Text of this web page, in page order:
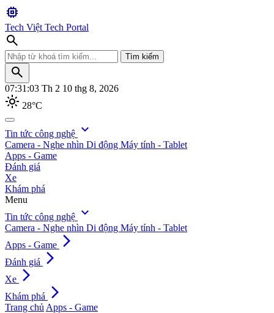
memory
Tech Việt Tech Portal
search
Tìm kiếm
search
07:31:04 Th 2 10 thg 8, 2026
light_mode 28°C
search
Tìm kiếm
Tin tức công nghệ expand_more
Camera - Nghe nhìn Di động Máy tính - Tablet
Apps - Game
Đánh giá
Xe
Khám phá
Menu
Tin tức công nghệ expand_more
Camera - Nghe nhìn Di động Máy tính - Tablet
Apps - Game arrow_forward_ios
Đánh giá arrow_forward_ios
Xe arrow_forward_ios
Khám phá arrow_forward_ios
Trang chủ Apps - Game